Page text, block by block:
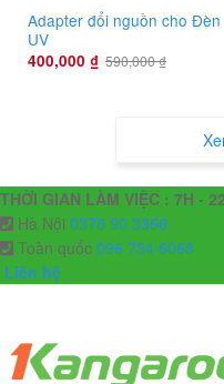
Adapter đổi nguồn cho Đèn
UV
400,000 ₫ 590,000₫
THỜI GIAN LÀM VIỆC : 7H -
Hà Nội 0378 90 3366
Toàn quốc 096 734 6068
Liên hệ